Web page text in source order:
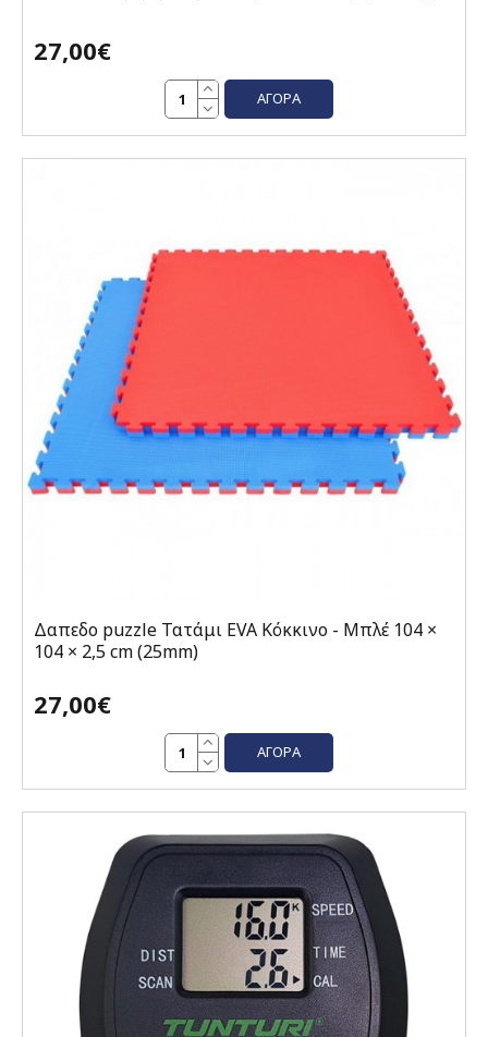
27,00€
ΑΓΟΡΆ
Δαπεδο puzzle Τατάμι EVA Κόκκινο - Μπλέ 104 ×
104 × 2,5 cm (25mm)
27,00€
ΑΓΟΡΆ